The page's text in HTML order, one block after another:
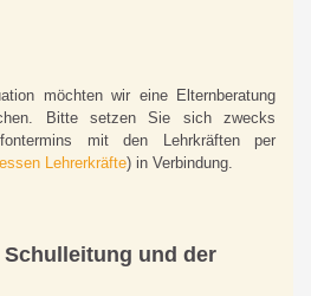
möchten wir eine Elternberatung
Bitte setzen Sie sich zwecks
mit den Lehrkräften per
Lehrerkräfte) in Verbindung.
und der